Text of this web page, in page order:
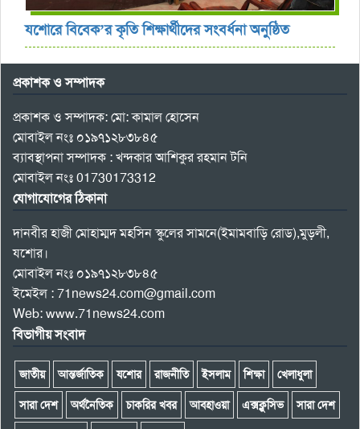
যশোরে বিবেক’র কৃতি শিক্ষার্থীদের সংবর্ধনা অনুষ্ঠিত
প্রকাশক ও সম্পাদক
প্রকাশক ও সম্পাদক: মো: কামাল হোসেন
মোবাইল নংঃ ০১৯৭১২৮৩৮৪৫
ব্যাবস্থাপনা সম্পাদক : খন্দকার আশিকুর রহমান টনি
মোবাইল নংঃ 01730173312
যোগাযোগের ঠিকানা
দানবীর হাজী মোহাম্মদ মহসিন স্কুলের সামনে(ইমামবাড়ি রোড),মুড়লী,
যশোর।
মোবাইল নংঃ ০১৯৭১২৮৩৮৪৫
ইমেইল : 71news24.com@gmail.com
Web: www.71news24.com
বিভাগীয় সংবাদ
জাতীয় আন্তর্জাতিক যশোর রাজনীতি ইসলাম শিক্ষা খেলাধুলা
সারা দেশ অর্থনৈতিক চাকরির খবর আবহাওয়া এক্সক্লুসিভ সারা দেশ